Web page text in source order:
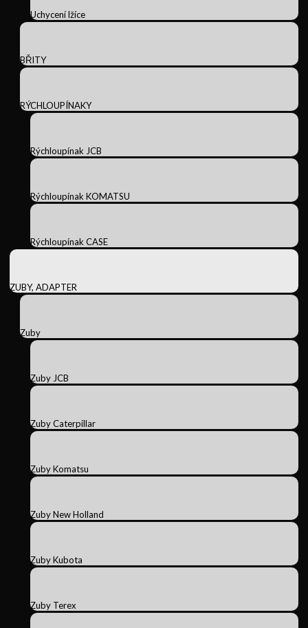
Uchycení lžíce
BŘITY
RÝCHLOUPÍNAKY
Rýchloupínak JCB
Rýchloupínak KOMATSU
Rýchloupínak CASE
ZUBY, ADAPTER
Zuby
Zuby JCB
Zuby Caterpillar
Zuby Komatsu
Zuby New Holland
Zuby Kubota
Zuby Terex